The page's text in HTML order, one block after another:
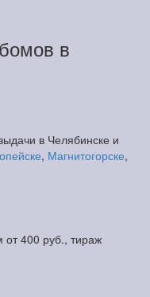
в
в Челябинске и
, Магнитогорске,
от 400 руб., тираж